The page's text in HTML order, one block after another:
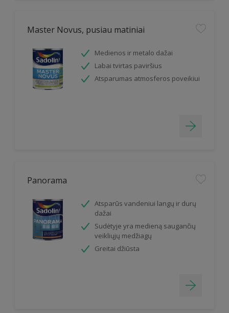
Master Novus, pusiau matiniai
Medienos ir metalo dažai
Labai tvirtas paviršius
Atsparumas atmosferos poveikiui
Panorama
Atsparūs vandeniui langų ir durų
dažai
Sudėtyje yra medieną saugančių
veikliųjų medžiagų
Greitai džiūsta